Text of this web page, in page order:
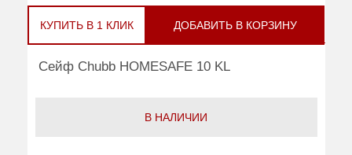
КУПИТЬ В 1 КЛИК ДОБАВИТЬ В КОРЗИНУ
Сейф Chubb HOMESAFE 10 KL
В НАЛИЧИИ